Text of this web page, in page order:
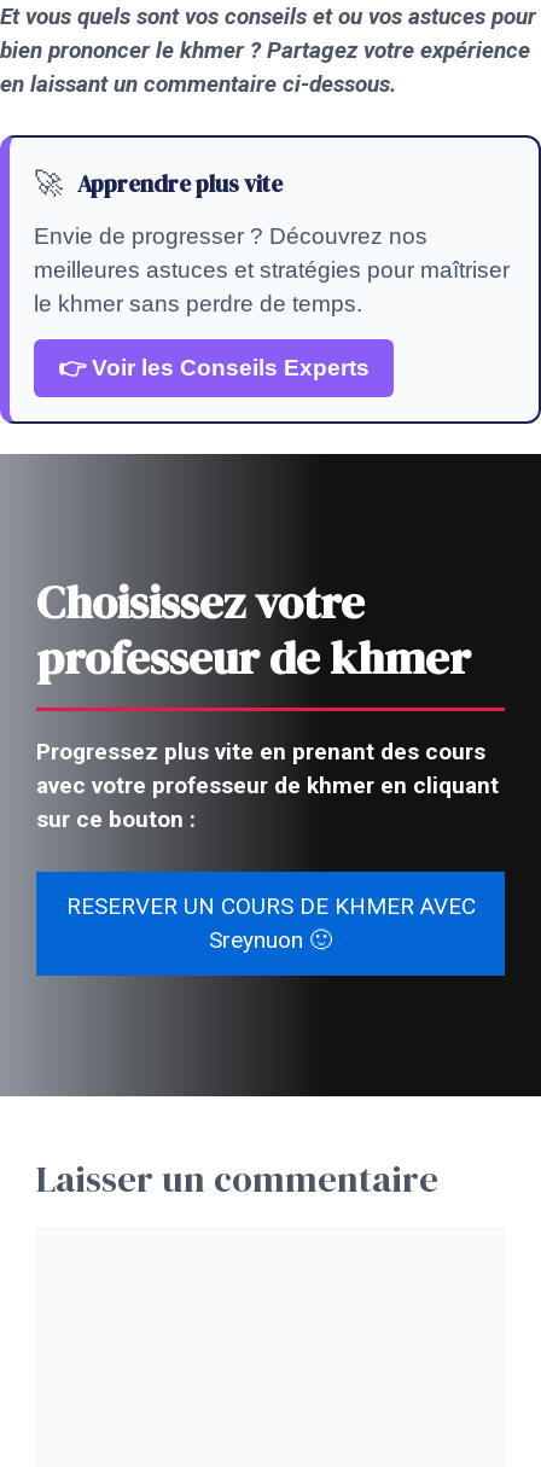
Et vous quels sont vos conseils et ou vos astuces pour
bien prononcer le khmer ? Partagez votre expérience
en laissant un commentaire ci-dessous.
🚀 Apprendre plus vite
Envie de progresser ? Découvrez nos
meilleures astuces et stratégies pour maîtriser
le khmer sans perdre de temps.
👉 Voir les Conseils Experts
Choisissez votre
professeur de khmer
Progressez plus vite en prenant des cours
avec votre professeur de khmer en cliquant
sur ce bouton :
RESERVER UN COURS DE KHMER AVEC
Sreynuon 🙂
Laisser un commentaire